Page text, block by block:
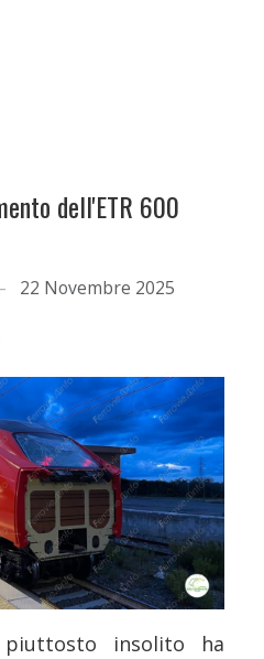
dell'ETR 600
22 Novembre 2025
insolito ha